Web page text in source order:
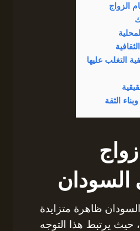
الزواج
التغلب عليها
الثقة
السودان
ظاهرة متزايدة
حيث يرتبط هذا التوجه